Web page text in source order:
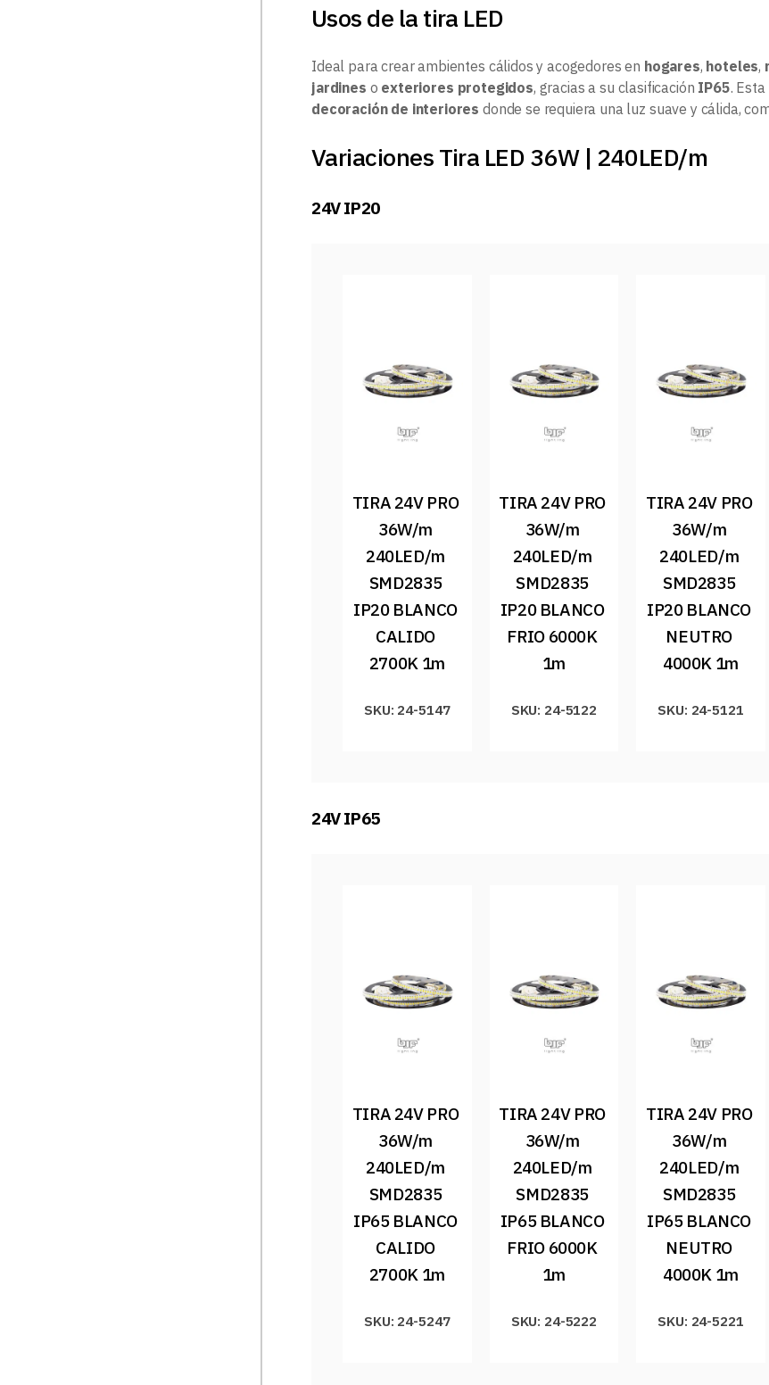
Usos de la tira LED
Ideal para crear ambientes cálidos y acogedores en hogares, hoteles,
jardines o exteriores protegidos, gracias a su clasificación IP65.
decoración de interiores donde se requiera una luz suave y cálida,
Variaciones Tira LED 36W | 240LED/m
24V IP20
TIRA 24V PRO
36W/m
240LED/m
SMD2835
IP20 BLANCO
CALIDO
2700K 1m
SKU: 24-5147
TIRA 24V PRO
36W/m
240LED/m
SMD2835
IP20 BLANCO
FRIO 6000K
1m
SKU: 24-5122
TIRA 24V PRO
36W/m
240LED/m
SMD2835
IP20 BLANCO
NEUTRO
4000K 1m
SKU: 24-5121
24V IP65
TIRA 24V PRO
36W/m
240LED/m
SMD2835
IP65 BLANCO
CALIDO
2700K 1m
SKU: 24-5247
TIRA 24V PRO
36W/m
240LED/m
SMD2835
IP65 BLANCO
FRIO 6000K
1m
SKU: 24-5222
TIRA 24V PRO
36W/m
240LED/m
SMD2835
IP65 BLANCO
NEUTRO
4000K 1m
SKU: 24-5221